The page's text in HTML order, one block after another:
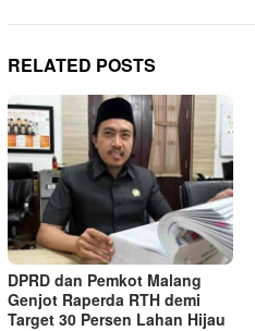
RELATED POSTS
DPRD dan Pemkot Malang
Genjot Raperda RTH demi
Target 30 Persen Lahan Hijau